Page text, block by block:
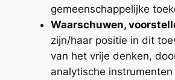
gemeenschappelijke
Waarschuwen,
zijn/haar positie in dit
van het vrije denken,
analytische